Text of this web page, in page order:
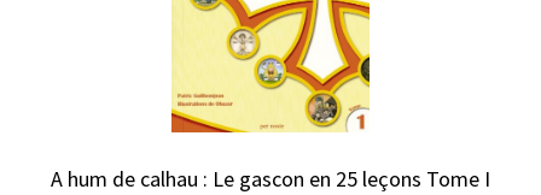
A hum de calhau : Le gascon en 25 leçons Tome I